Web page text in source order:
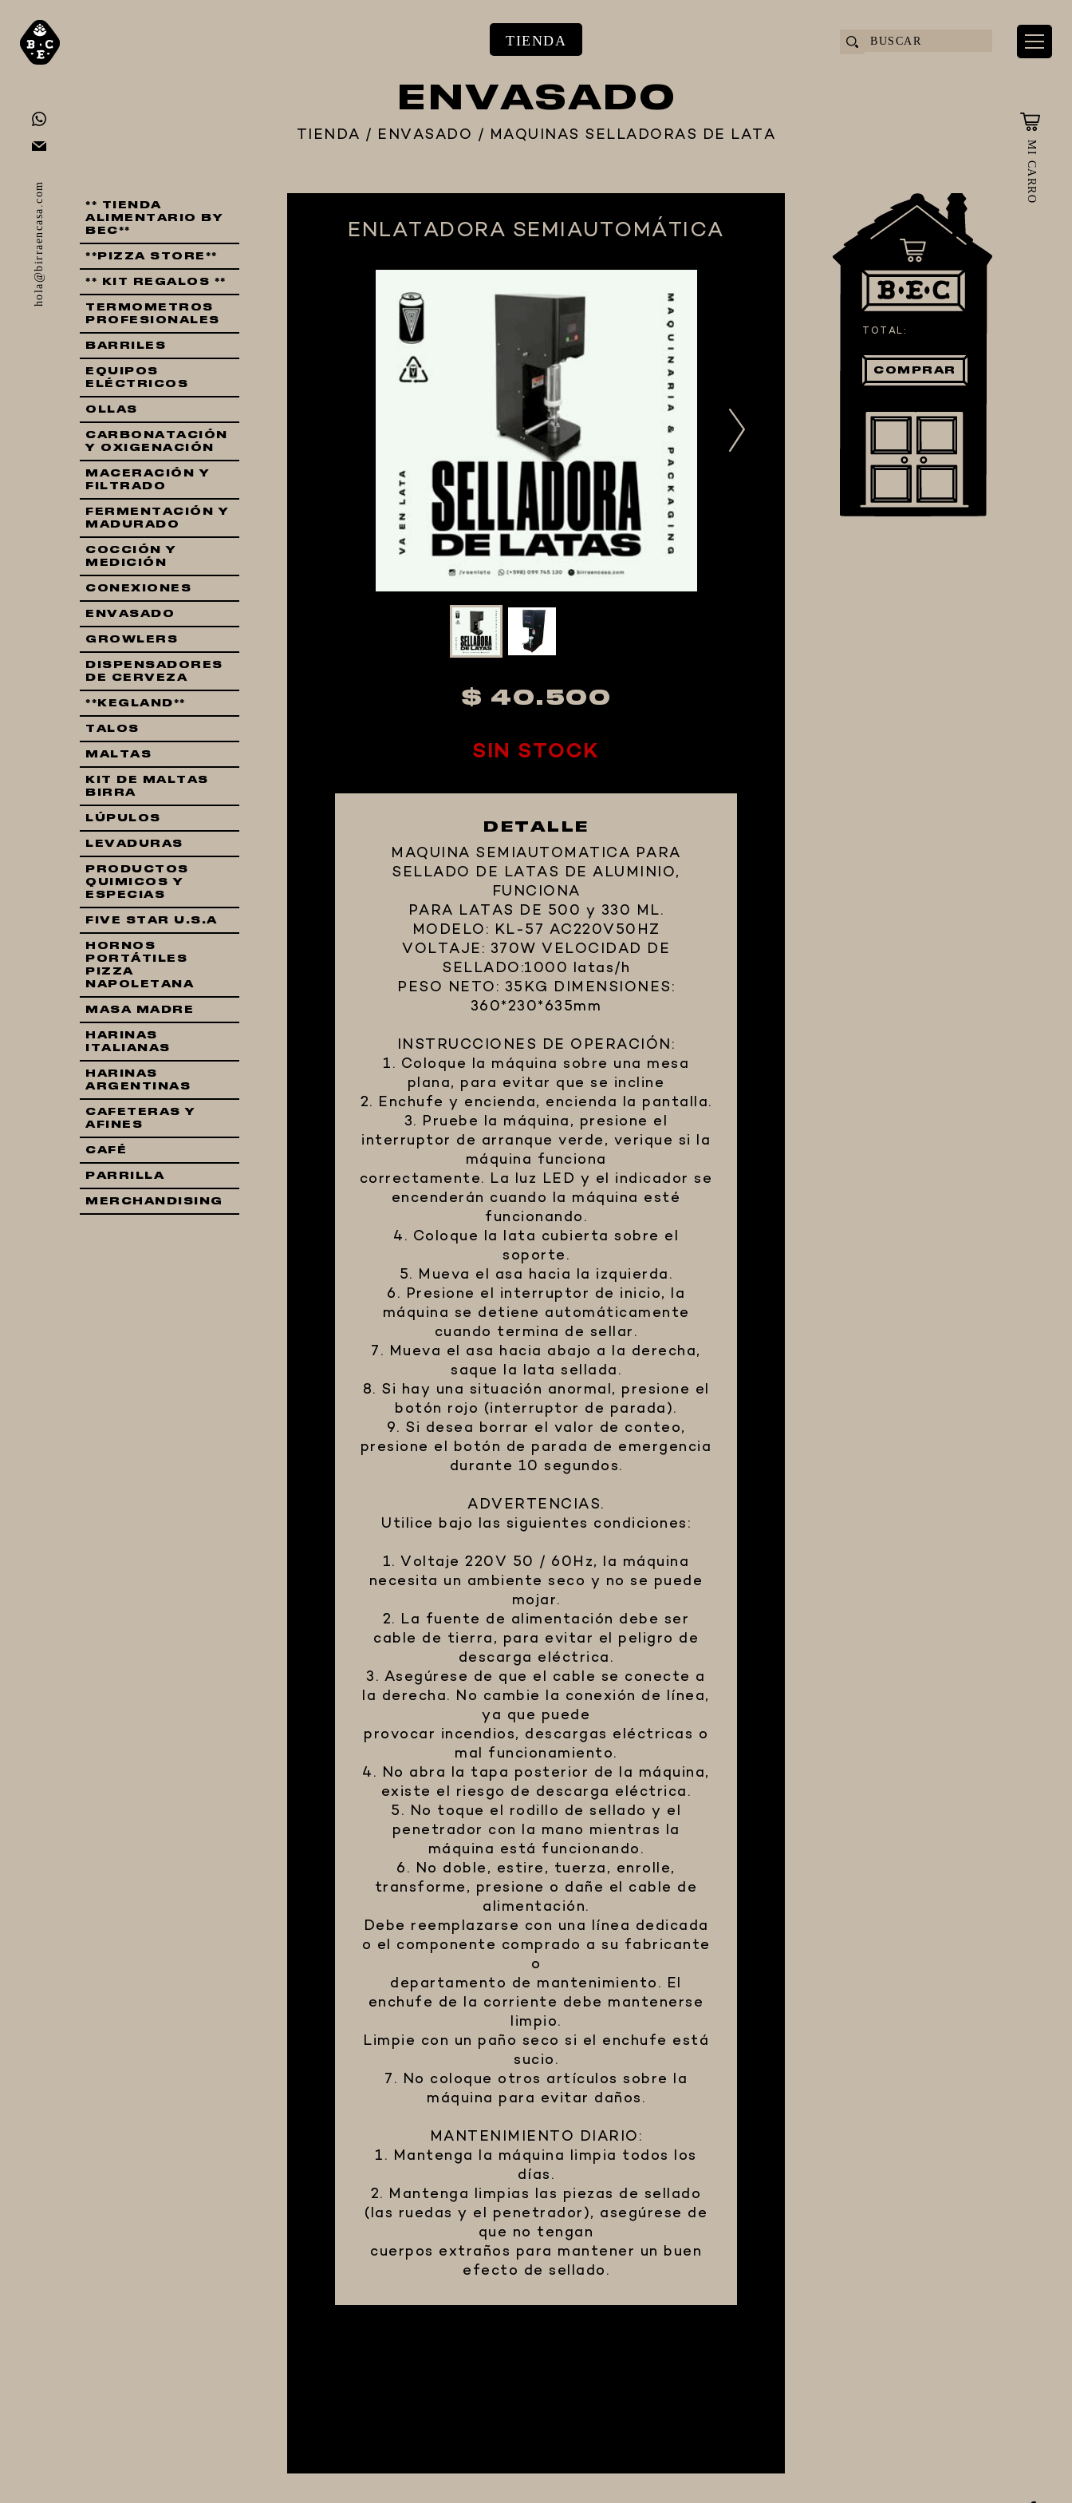
TIENDA
hola@birraencasa.com
MI CARRO
ENVASADO
TIENDA / ENVASADO / MAQUINAS SELLADORAS DE LATA
TOTAL:
COMPRAR
** TIENDA
ALIMENTARIO BY
BEC**
**PIZZA STORE**
** KIT REGALOS **
TERMOMETROS
PROFESIONALES
BARRILES
EQUIPOS
ELÉCTRICOS
OLLAS
CARBONATACIÓN
Y OXIGENACIÓN
MACERACIÓN Y
FILTRADO
FERMENTACIÓN Y
MADURADO
COCCIÓN Y
MEDICIÓN
CONEXIONES
ENVASADO
GROWLERS
DISPENSADORES
DE CERVEZA
**KEGLAND**
TALOS
MALTAS
KIT DE MALTAS
BIRRA
LÚPULOS
LEVADURAS
PRODUCTOS
QUIMICOS Y
ESPECIAS
FIVE STAR U.S.A
HORNOS
PORTÁTILES
PIZZA
NAPOLETANA
MASA MADRE
HARINAS
ITALIANAS
HARINAS
ARGENTINAS
CAFETERAS Y
AFINES
CAFÉ
PARRILLA
MERCHANDISING
ENLATADORA SEMIAUTOMÁTICA
Next
$ 40.500
SIN STOCK
DETALLE
MAQUINA SEMIAUTOMATICA PARA
SELLADO DE LATAS DE ALUMINIO,
FUNCIONA
PARA LATAS DE 500 y 330 ML.
MODELO: KL-57 AC220V50HZ
VOLTAJE: 370W VELOCIDAD DE
SELLADO:1000 latas/h
PESO NETO: 35KG DIMENSIONES:
360*230*635mm
INSTRUCCIONES DE OPERACIÓN:
1. Coloque la máquina sobre una mesa
plana, para evitar que se incline
2. Enchufe y encienda, encienda la pantalla.
3. Pruebe la máquina, presione el
interruptor de arranque verde, verique si la
máquina funciona
correctamente. La luz LED y el indicador se
encenderán cuando la máquina esté
funcionando.
4. Coloque la lata cubierta sobre el
soporte.
5. Mueva el asa hacia la izquierda.
6. Presione el interruptor de inicio, la
máquina se detiene automáticamente
cuando termina de sellar.
7. Mueva el asa hacia abajo a la derecha,
saque la lata sellada.
8. Si hay una situación anormal, presione el
botón rojo (interruptor de parada).
9. Si desea borrar el valor de conteo,
presione el botón de parada de emergencia
durante 10 segundos.
ADVERTENCIAS.
Utilice bajo las siguientes condiciones:
1. Voltaje 220V 50 / 60Hz, la máquina
necesita un ambiente seco y no se puede
mojar.
2. La fuente de alimentación debe ser
cable de tierra, para evitar el peligro de
descarga eléctrica.
3. Asegúrese de que el cable se conecte a
la derecha. No cambie la conexión de línea,
ya que puede
provocar incendios, descargas eléctricas o
mal funcionamiento.
4. No abra la tapa posterior de la máquina,
existe el riesgo de descarga eléctrica.
5. No toque el rodillo de sellado y el
penetrador con la mano mientras la
máquina está funcionando.
6. No doble, estire, tuerza, enrolle,
transforme, presione o dañe el cable de
alimentación.
Debe reemplazarse con una línea dedicada
o el componente comprado a su fabricante
o
departamento de mantenimiento. El
enchufe de la corriente debe mantenerse
limpio.
Limpie con un paño seco si el enchufe está
sucio.
7. No coloque otros artículos sobre la
máquina para evitar daños.
MANTENIMIENTO DIARIO:
1. Mantenga la máquina limpia todos los
días.
2. Mantenga limpias las piezas de sellado
(las ruedas y el penetrador), asegúrese de
que no tengan
cuerpos extraños para mantener un buen
efecto de sellado.